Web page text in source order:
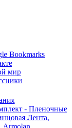
- Пленочные
Лента,